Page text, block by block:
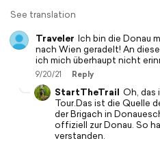
See translation
Traveler Ich bin die Donau
nach Wien geradelt! An
ich mich überhaupt nicht
9/20/21 Reply
StartTheTrail Oh, das
Tour.Das ist die Quelle
der Brigach in
offiziell zur Donau. So
verstanden.